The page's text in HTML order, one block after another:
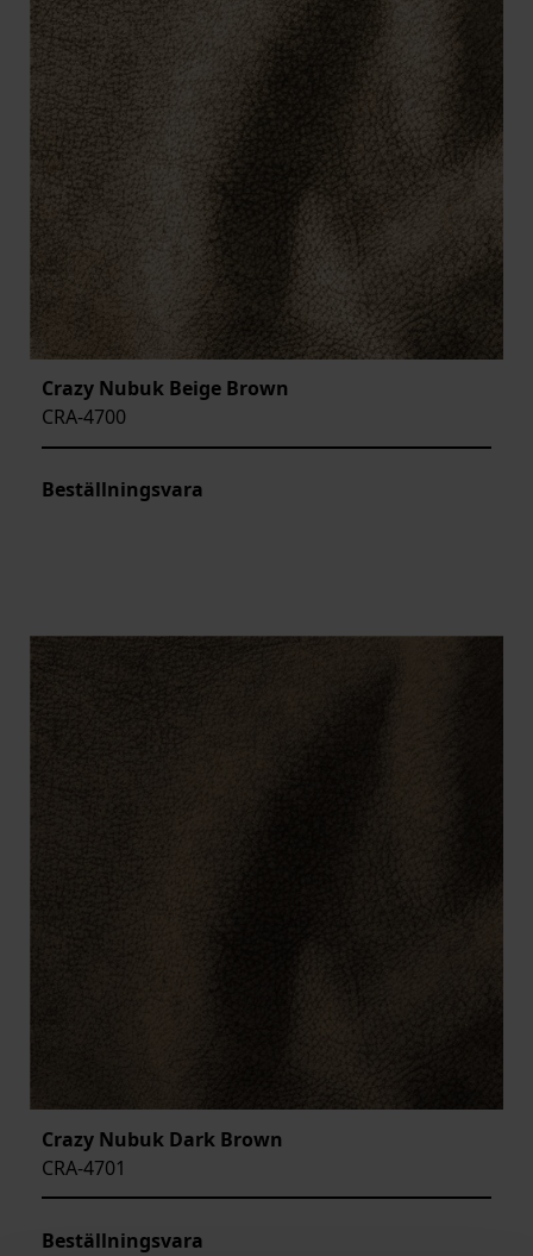
Crazy Nubuk Beige Brown
CRA-4700
Beställningsvara
Crazy Nubuk Dark Brown
CRA-4701
Beställningsvara